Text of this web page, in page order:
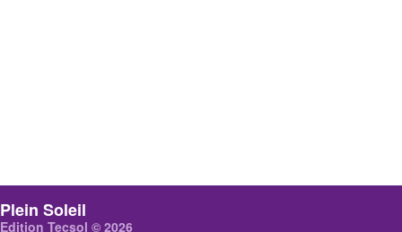
Plein Soleil
Edition Tecsol © 2026